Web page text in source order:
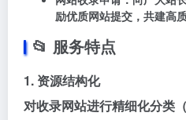
励优质网站提交，共建高
📂 ‌ 服务特点
1. 资源结构化
对收录网站进行精细化分类